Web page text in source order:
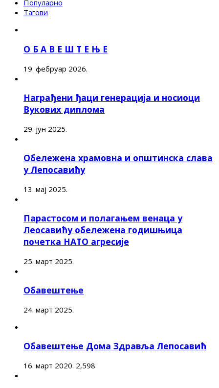
Популарно
Тагови
О Б А В Е Ш Т Е Њ Е
19. фебруар 2026.
Награђени ђаци генерација и носиоци
Вукових диплома
29. јун 2025.
Обележена храмовна и општинска слава
у Лепосавићу
13. мај 2025.
Парастосом и полагањем венаца у
Леосавићу обележена годишњица
почетка НАТО агресије
25. март 2025.
Обавештење
24. март 2025.
Обавештење Дома Здравља Лепосавић
16. март 2020. 2,598